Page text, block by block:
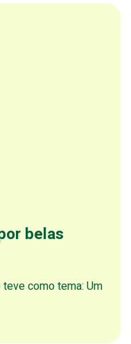
belas
como tema: Um